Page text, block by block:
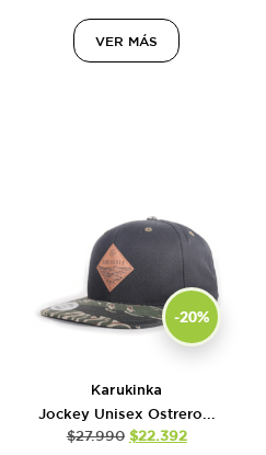
VER MÁS
-20%
Karukinka
Jockey Unisex Ostrero...
$27.990 $22.392